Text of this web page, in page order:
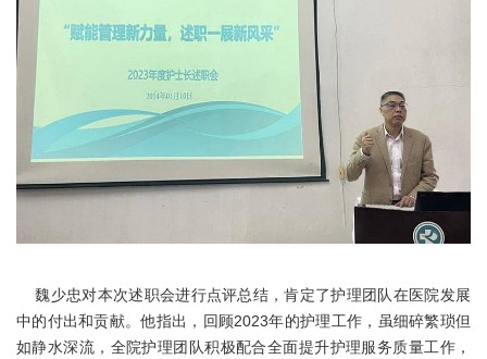
魏少忠对本次述职会进行点评总结，肯定了护理团队在医院发展
中的付出和贡献。他指出，回顾2023年的护理工作，虽细碎繁琐但
如静水深流，全院护理团队积极配合全面提升护理服务质量工作，